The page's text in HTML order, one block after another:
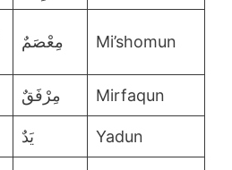
مِعْصَمٌ Mi’shomun
مِرْفَقٌ Mirfaqun
يَدٌ Yadun